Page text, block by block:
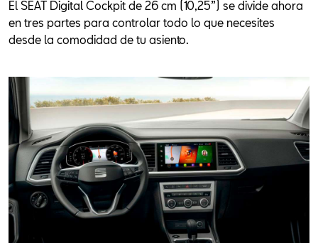
El SEAT Digital Cockpit de 26 cm (10,25”) se divide ahora
en tres partes para controlar todo lo que necesites
desde la comodidad de tu asiento.